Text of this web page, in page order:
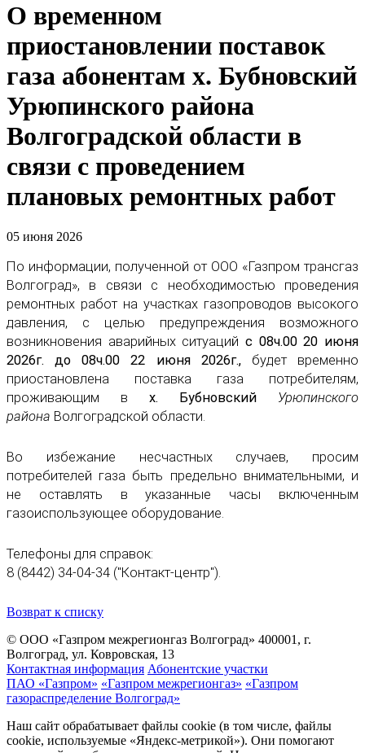
О временном
приостановлении поставок
газа абонентам х. Бубновский
Урюпинского района
Волгоградской области в
связи с проведением
плановых ремонтных работ
05 июня 2026
По информации, полученной от ООО «Газпром трансгаз
Волгоград», в связи с необходимостью проведения
ремонтных работ на участках газопроводов высокого
давления, с целью предупреждения возможного
возникновения аварийных ситуаций с 08ч.00 20 июня
2026г. до 08ч.00 22 июня 2026г.,будет временно
приостановлена поставка газа потребителям,
проживающим в х. Бубновский
Урюпинского
района Волгоградской области.
Во избежание несчастных случаев, просим
потребителей газа быть предельно внимательными, и
не оставлять в указанные часы включенным
газоиспользующее оборудование.
Телефоны для справок:
8 (8442) 34-04-34 ("Контакт-центр").
Возврат к списку
© ООО «Газпром межрегионгаз Волгоград» 400001, г.
Волгоград, ул. Ковровская, 13
Контактная информация Абонентские участки
ПАО «Газпром» «Газпром межрегионгаз» «Газпром
газораспределение Волгоград»
Наш сайт обрабатывает файлы cookie (в том числе, файлы
cookie, используемые «Яндекс-метрикой»). Они помогают